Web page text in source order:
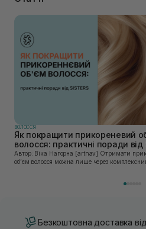
ВОЛОССЯ
Як покращити прикореневий
волосся: практичні поради від
Автор: Віка Нагорна [artnav] Отримати прикореневий
об’єм волосся можна лише через
Безкоштовна доставка